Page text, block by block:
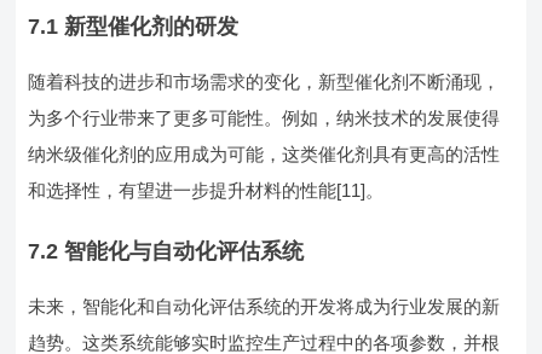
7.1 新型催化剂的研发
随着科技的进步和市场需求的变化，新型催化剂不断涌现，
为多个行业带来了更多可能性。例如，纳米技术的发展使得
纳米级催化剂的应用成为可能，这类催化剂具有更高的活性
和选择性，有望进一步提升材料的性能[11]。
7.2 智能化与自动化评估系统
未来，智能化和自动化评估系统的开发将成为行业发展的新
趋势。这类系统能够实时监控生产过程中的各项参数，并根